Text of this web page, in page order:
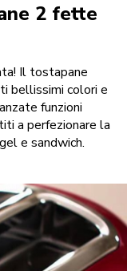
2 fette
Il tostapane
bellissimi colori e
funzioni
a perfezionare la
e sandwich.